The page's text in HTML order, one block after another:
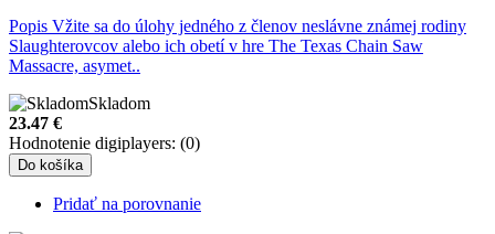
Popis Vžite sa do úlohy jedného z členov neslávne známej rodiny
Slaughterovcov alebo ich obetí v hre The Texas Chain Saw
Massacre, asymet..
Skladom
23.47 €
Hodnotenie digiplayers: (0)
Do košíka
Pridať na porovnanie